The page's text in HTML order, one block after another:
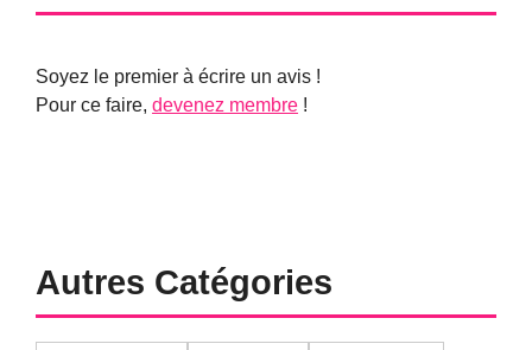
Soyez le premier à écrire un avis !
Pour ce faire, devenez membre !
Autres Catégories